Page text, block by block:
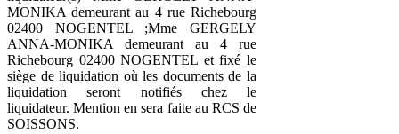
MONIKA demeurant au 4 rue Richebourg
02400 NOGENTEL ;Mme GERGELY
ANNA-MONIKA demeurant au 4 rue
Richebourg 02400 NOGENTEL et fixé le
siège de liquidation où les documents de la
liquidation seront notifiés chez le
liquidateur. Mention en sera faite au RCS de
SOISSONS.